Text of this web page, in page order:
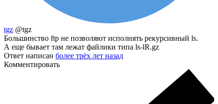
tgz @tgz
Большинство ftp не позволяют исполнять рекурсивный ls.
А еще бывает там лежат файлики типа ls-lR.gz
Ответ написан более трёх лет назад
Комментировать